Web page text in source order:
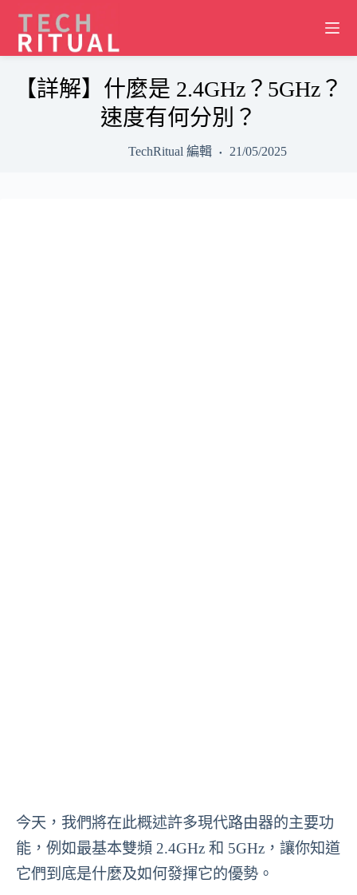
content
【詳解】什麼是 2.4GHz？5GHz？
速度有何分別？
TechRitual 編輯 21/05/2025
今天，我們將在此概述許多現代路由器的主要功
能，例如最基本雙頻 2.4GHz 和 5GHz，讓你知道
它們到底是什麼及如何發揮它的優勢。